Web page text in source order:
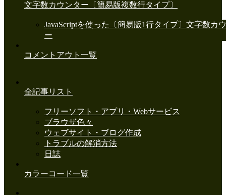
文字数カウンター〔簡易版複数行タイプ〕
JavaScriptを使った〔簡易版1行タイプ〕文字数カ
ー
コメントアウト一覧
全記事リスト
フリーソフト・アプリ・Webサービス
ブラウザ色々
ウェブサイト・ブログ作成
トラブルの解消方法
日誌
カラーコード一覧